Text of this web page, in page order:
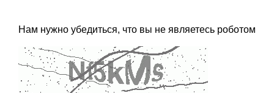
Нам нужно убедиться, что вы не являетесь роботом